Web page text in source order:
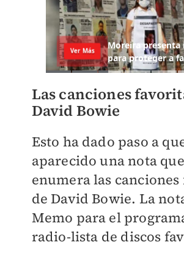
Las canciones
David Bowie
Esto ha dado paso a
aparecido una nota que
enumera las
de David Bowie. La
Memo para el
radio-lista de discos